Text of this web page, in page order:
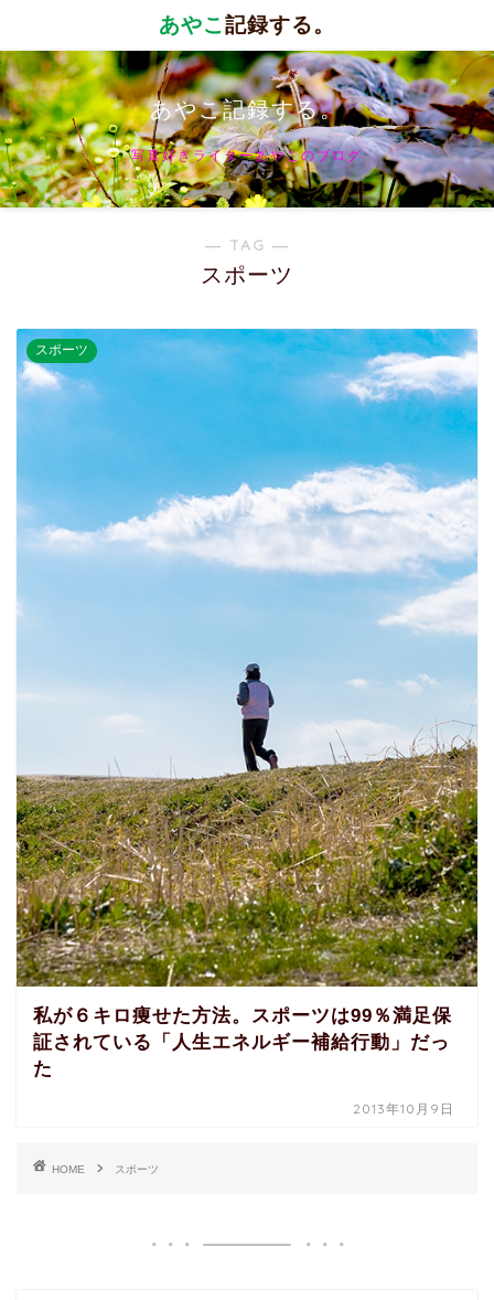
あやこ記録する。
あやこ記録する。
写真好きライターあやこのブログ
― TAG ―
スポーツ
スポーツ
私が６キロ痩せた方法。スポーツは99％満足保
証されている「人生エネルギー補給行動」だっ
た
2013年10月9日
HOME スポーツ